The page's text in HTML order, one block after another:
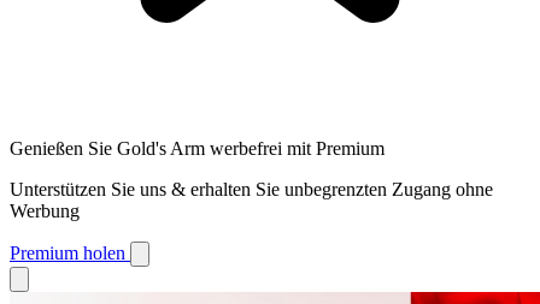
Genießen Sie Gold's Arm werbefrei mit Premium
Unterstützen Sie uns & erhalten Sie unbegrenzten Zugang ohne
Werbung
Premium holen